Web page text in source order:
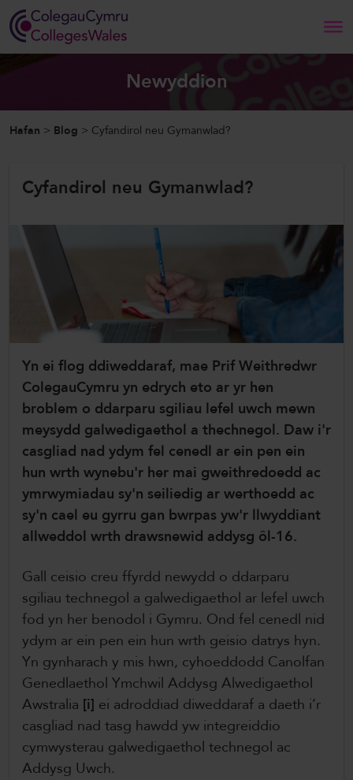
Hafan
Ein Gwaith
Newyddion a Digwyddiadau
Cysylltwch â Ni
ColegauCymru
ColegauCymru Rhyngwladol
Chwaraeon ColegauCymru
Newyddion
Hafan > Blog > Cyfandirol neu Gymanwlad?
Cyfandirol neu Gymanwlad?
Yn ei flog ddiweddaraf, mae Prif Weithredwr
ColegauCymru yn edrych eto ar yr hen
broblem o ddarparu sgiliau lefel uwch mewn
meysydd galwedigaethol a thechnegol. Daw i'r
casgliad nad ydym fel cenedl ar ein pen ein
hun wrth wynebu'r her mai gweithredoedd ac
ymrwymiadau sy'n seiliedig ar werthoedd ac
sy'n cael eu gyrru gan bwrpas yw'r llwyddiant
allweddol wrth drawsnewid addysg ôl-16.
Gall ceisio creu ffyrdd newydd o ddarparu
sgiliau technegol a galwedigaethol ar lefel uwch
fod yn her benodol i Gymru. Ond fel cenedl nid
ydym ar ein pen ein hun wrth geisio datrys hyn.
Yn gynharach y mis hwn, cyhoeddodd Canolfan
Genedlaethol Ymchwil Addysg Alwedigaethol
Awstralia [i] ei adroddiad diweddaraf a daeth i’r
casgliad nad tasg hawdd yw integreiddio
cymwysterau galwedigaethol technegol ac
Addysg Uwch.